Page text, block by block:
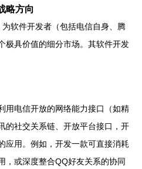
略方向
软件开发者（包括电信自身、腾
极具价值的细分市场。其软件开发
用电信开放的网络能力接口（如精
的社交关系链、开放平台接口，开
应用。例如，开发一款可直接消耗
，或深度整合QQ好友关系的协同